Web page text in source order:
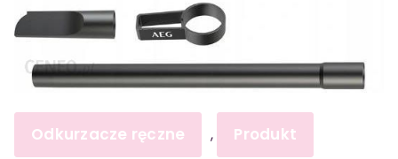
Odkurzacze ręczne , Produkt